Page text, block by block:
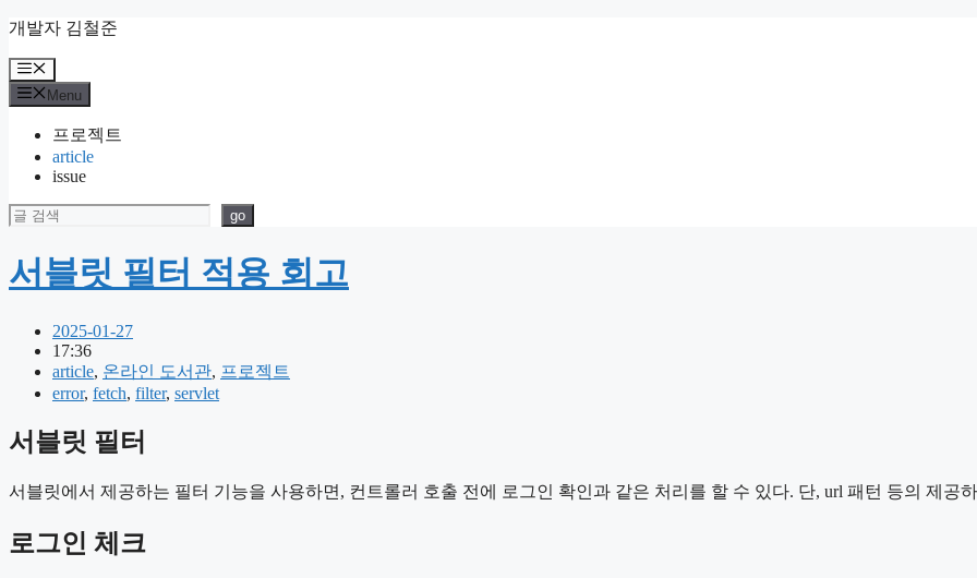
Skip
content
개발자 김철준
Menu
Menu
프로젝트
article
issue
검색
go
서블릿 필터 적용 회고
2025-01-27
17:36
article, 온라인 도서관, 프로젝트
error, fetch, filter, servlet
서블릿 필터
서블릿에서 제공하는 필터 기능을 사용하면, 컨트롤러 호출 전에 로그인 확인과 같은 처리를 할 수 있다. 단, url 패턴 등의 제공
로그인 체크